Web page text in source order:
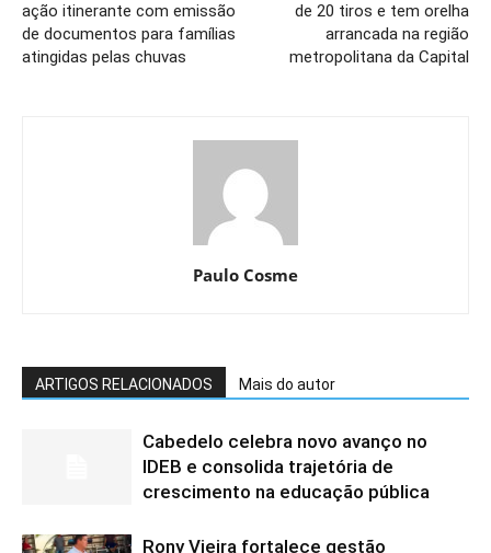
ação itinerante com emissão
de documentos para famílias
atingidas pelas chuvas
de 20 tiros e tem orelha
arrancada na região
metropolitana da Capital
Paulo Cosme
ARTIGOS RELACIONADOS Mais do autor
Cabedelo celebra novo avanço no
IDEB e consolida trajetória de
crescimento na educação pública
Rony Vieira fortalece gestão